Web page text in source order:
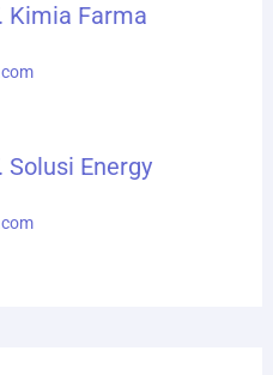
Kimia Farma
Solusi Energy